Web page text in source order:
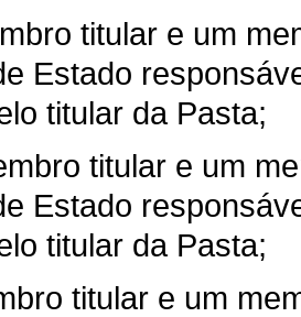
titular e um
Estado
titular da Pasta;
titular e um
Estado
titular da Pasta;
titular e um